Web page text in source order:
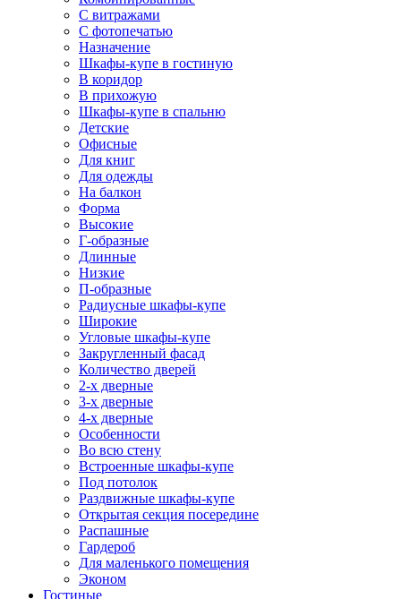
С витражами
С фотопечатью
Назначение
Шкафы-купе в гостиную
В коридор
В прихожую
Шкафы-купе в спальню
Детские
Офисные
Для книг
Для одежды
На балкон
Форма
Высокие
Г-образные
Длинные
Низкие
П-образные
Радиусные шкафы-купе
Широкие
Угловые шкафы-купе
Закругленный фасад
Количество дверей
2-х дверные
3-х дверные
4-х дверные
Особенности
Во всю стену
Встроенные шкафы-купе
Под потолок
Раздвижные шкафы-купе
Открытая секция посередине
Распашные
Гардероб
Для маленького помещения
Эконом
Гостиные